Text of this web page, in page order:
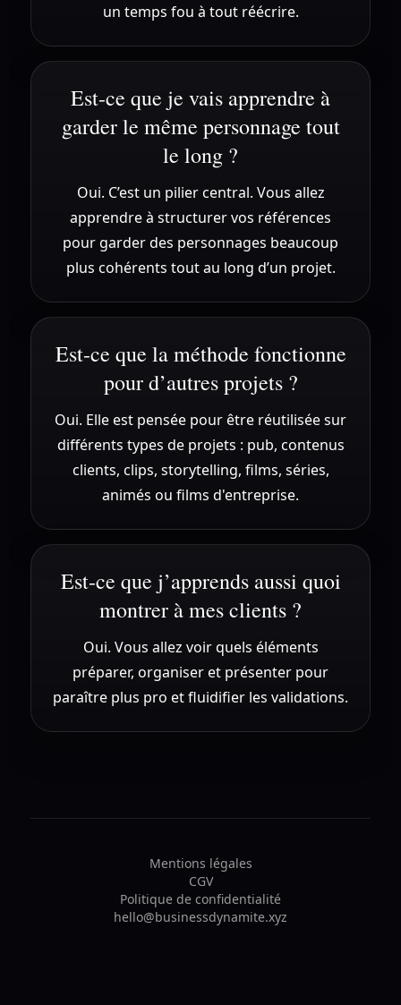
un temps fou à tout réécrire.
Est-ce que je vais apprendre à
garder le même personnage tout
le long ?
Oui. C’est un pilier central. Vous allez
apprendre à structurer vos références
pour garder des personnages beaucoup
plus cohérents tout au long d’un projet.
Est-ce que la méthode fonctionne
pour d’autres projets ?
Oui. Elle est pensée pour être réutilisée sur
différents types de projets : pub, contenus
clients, clips, storytelling, films, séries,
animés ou films d'entreprise.
Est-ce que j’apprends aussi quoi
montrer à mes clients ?
Oui. Vous allez voir quels éléments
préparer, organiser et présenter pour
paraître plus pro et fluidifier les validations.
Mentions légales
CGV
Politique de confidentialité
hello@businessdynamite.xyz